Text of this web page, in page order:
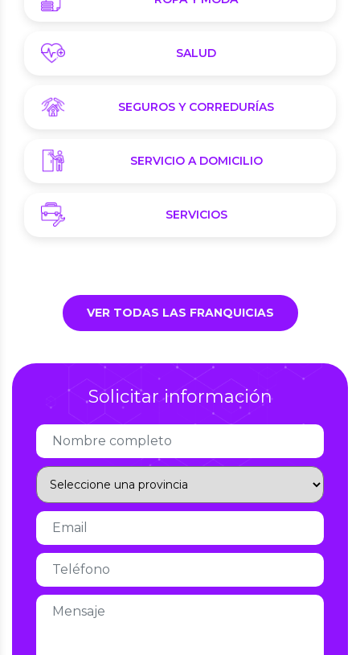
SALUD
SEGUROS Y CORREDURÍAS
SERVICIO A DOMICILIO
SERVICIOS
VER TODAS LAS FRANQUICIAS
Solicitar información